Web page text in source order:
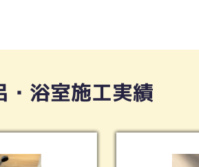
・浴室施工実績